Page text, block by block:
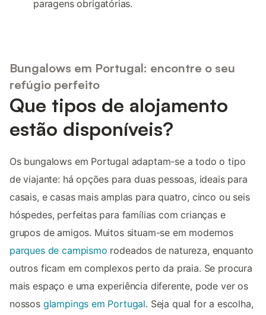
paragens obrigatórias.
Bungalows em Portugal: encontre o seu
refúgio perfeito
Que tipos de alojamento
estão disponíveis?
Os bungalows em Portugal adaptam-se a todo o tipo
de viajante: há opções para duas pessoas, ideais para
casais, e casas mais amplas para quatro, cinco ou seis
hóspedes, perfeitas para famílias com crianças e
grupos de amigos. Muitos situam-se em modernos
parques de campismo rodeados de natureza, enquanto
outros ficam em complexos perto da praia. Se procura
mais espaço e uma experiência diferente, pode ver os
nossos glampings em Portugal. Seja qual for a escolha,